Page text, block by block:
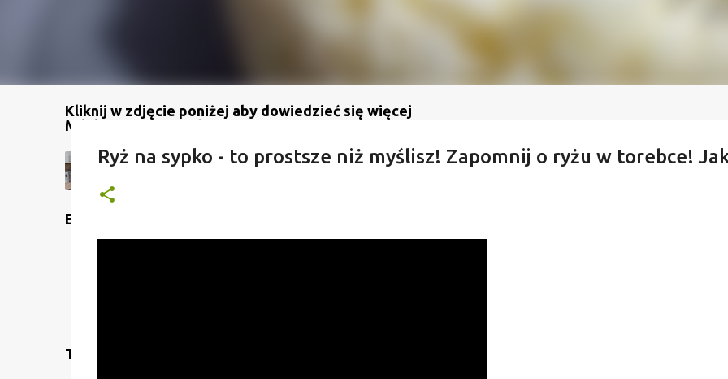
Kliknij w zdjęcie poniżej aby dowiedzieć się więcej
Mój kanał na YouTube
Etykiety
Translate
Ryż na sypko - to prostsze niż myślisz! Zapomnij o ryżu w torebce!